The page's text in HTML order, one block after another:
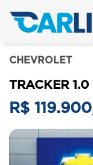
CHEVROLET
TRACKER
R$